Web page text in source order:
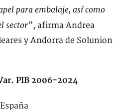
para embalaje, así como
sector”, afirma Andrea
y Andorra de Solunion
PIB 2006-2024